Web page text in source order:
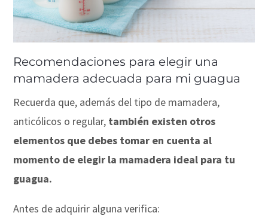
Recomendaciones para elegir una
mamadera adecuada para mi guagua
Recuerda que, además del tipo de mamadera,
anticólicos o regular, también existen otros
elementos que debes tomar en cuenta al
momento de elegir la mamadera ideal para tu
guagua.
Antes de adquirir alguna verifica: